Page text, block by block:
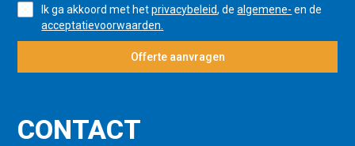
Ik ga akkoord met hetprivacybeleid, dealgemene- en de
acceptatievoorwaarden.
Offerte aanvragen
CONTACT